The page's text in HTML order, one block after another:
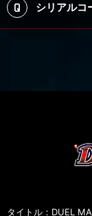
シリアルコ
タイトル：DUEL